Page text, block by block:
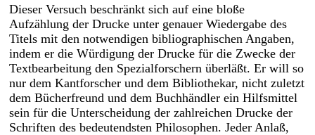
Dieser Versuch beschränkt sich auf eine bloße
Aufzählung der Drucke unter genauer Wiedergabe des
Titels mit den notwendigen bibliographischen Angaben,
indem er die Würdigung der Drucke für die Zwecke der
Textbearbeitung den Spezialforschern überläßt. Er will so
nur dem Kantforscher und dem Bibliothekar, nicht zuletzt
dem Bücherfreund und dem Buchhändler ein Hilfsmittel
sein für die Unterscheidung der zahlreichen Drucke der
Schriften des bedeutendsten Philosophen. Jeder Anlaß,